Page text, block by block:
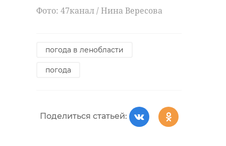
Фото: 47канал / Нина Вересова
погода в ленобласти
погода
Поделиться статьей: